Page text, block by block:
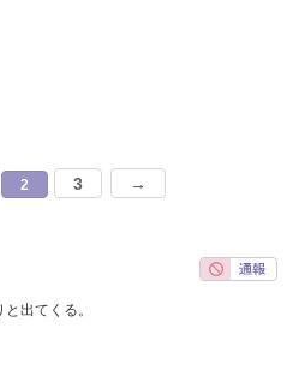
2 3 →
出てくる。